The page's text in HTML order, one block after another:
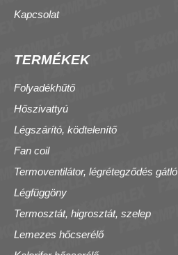
Kapcsolat
TERMÉKEK
Folyadékhűtő
Hőszivattyú
Légszárító, ködtelenítő
Fan coil
Termoventilátor, légrétegződés gátló
Légfüggöny
Termosztát, higrosztát, szelep
Lemezes hőcserélő